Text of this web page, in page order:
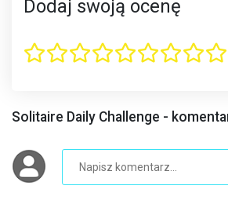
Dodaj swoją ocenę
Solitaire Daily Challenge -